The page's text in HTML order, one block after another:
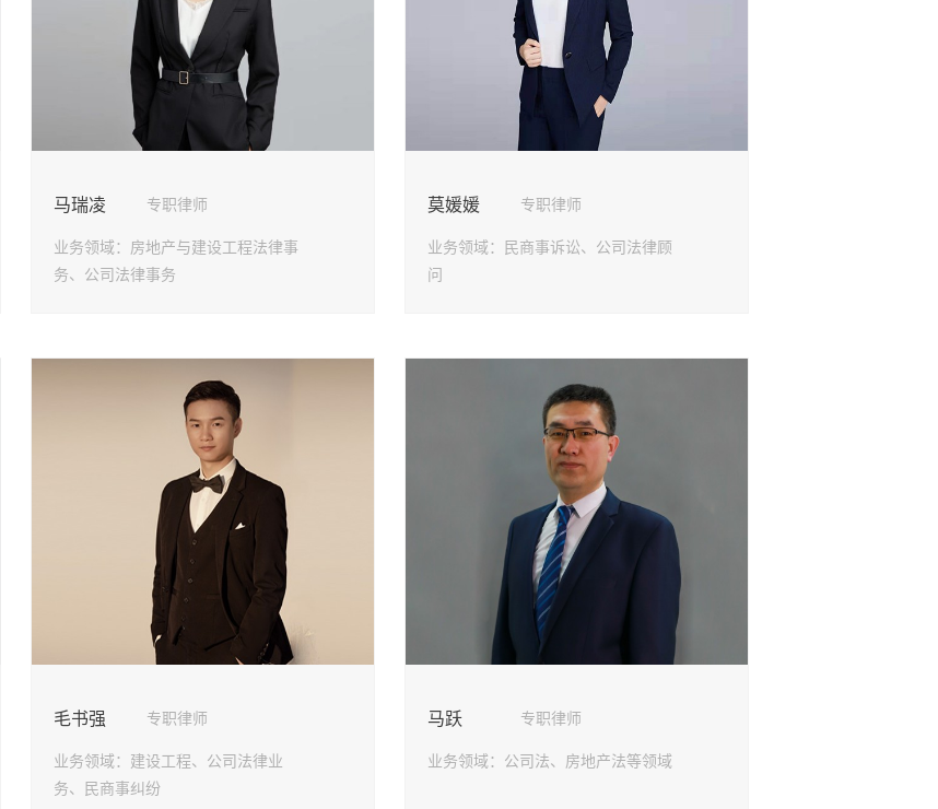
马瑞凌 专职律师
业务领域： 房地产与建设工程法律事
务、公司法律事务
莫媛媛 专职律师
业务领域：
民商事诉讼、公司法律顾
问
毛书强 专职律师
业务领域： 建设工程、公司法律业
务、民商事纠纷
马跃 专职律师
业务领域： 公司法、房地产法等领域